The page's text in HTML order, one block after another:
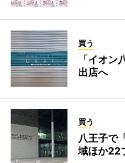
買う
「イオ
出店へ
買う
八王子で
域ほか22